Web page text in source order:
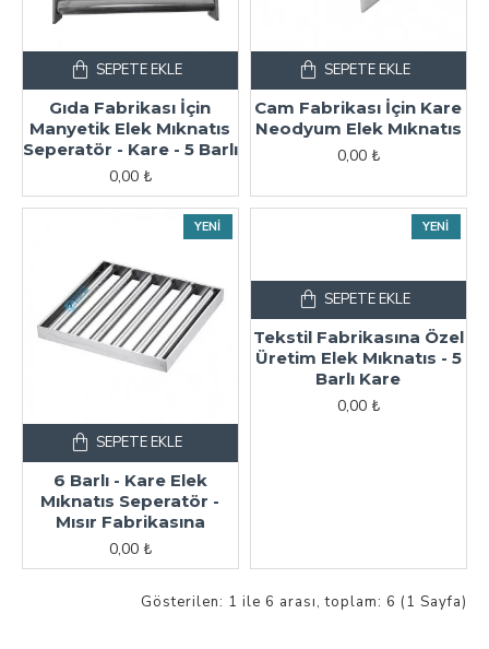
Gıda Fabrikası İçin
Manyetik Elek Mıknatıs
Seperatör - Kare - 5 Barlı
0,00 ₺
SEPETE EKLE
Cam Fabrikası İçin Kare
Neodyum Elek Mıknatıs
0,00 ₺
SEPETE EKLE
YENI
6 Barlı - Kare Elek
Mıknatıs Seperatör -
Mısır Fabrikasına
0,00 ₺
SEPETE EKLE
YENI
Tekstil Fabrikasına Özel
Üretim Elek Mıknatıs - 5
Barlı Kare
0,00 ₺
SEPETE EKLE
Gösterilen: 1 ile 6 arası, toplam: 6 (1 Sayfa)